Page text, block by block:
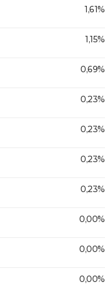
1,61%
1,15%
0,69%
0,23%
0,23%
0,23%
0,23%
0,00%
0,00%
0,00%